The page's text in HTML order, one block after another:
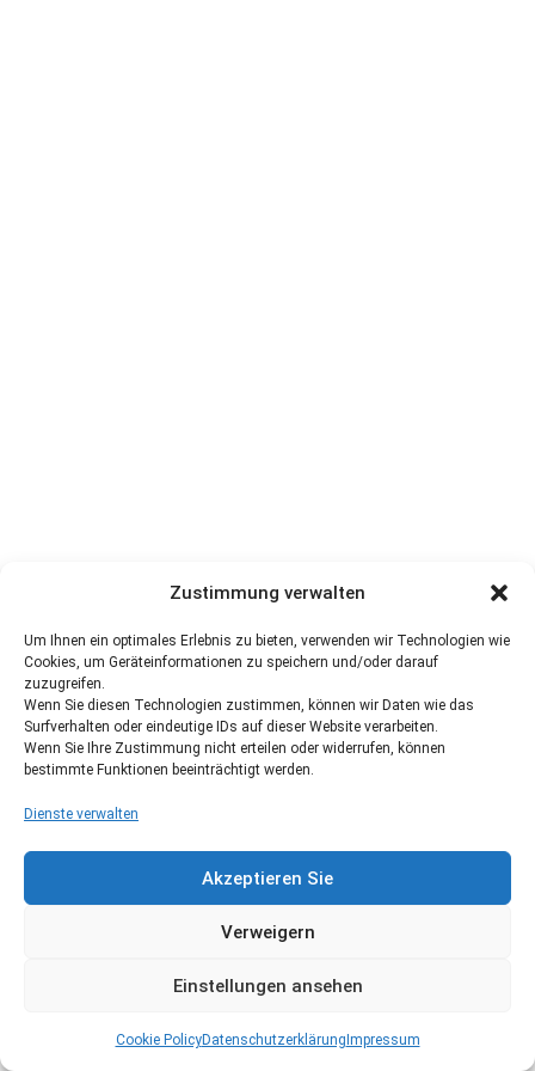
Zustimmung verwalten
Um Ihnen ein optimales Erlebnis zu bieten, verwenden wir Technologien wie
Cookies, um Geräteinformationen zu speichern und/oder darauf
zuzugreifen.
Wenn Sie diesen Technologien zustimmen, können wir Daten wie das
Surfverhalten oder eindeutige IDs auf dieser Website verarbeiten.
Wenn Sie Ihre Zustimmung nicht erteilen oder widerrufen, können
bestimmte Funktionen beeinträchtigt werden.
Dienste verwalten
Akzeptieren Sie
Verweigern
Einstellungen ansehen
Cookie PolicyDatenschutzerklärung Impressum